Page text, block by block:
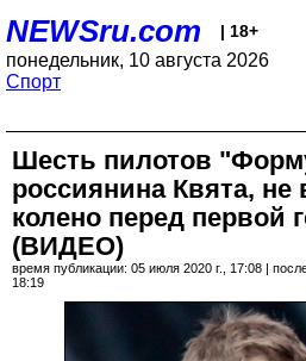
NEWSru.com | 18+
понедельник, 10 августа 2026
Спорт
Шесть пилотов
россиянина Квята, не
колено перед первой
(ВИДЕО)
время публикации: 05 июля 2020 г., 17:08 |
18:19